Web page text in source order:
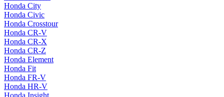
Honda City
Honda Civic
Honda Crosstour
Honda CR-V
Honda CR-X
Honda CR-Z
Honda Element
Honda Fit
Honda FR-V
Honda HR-V
Honda Insight